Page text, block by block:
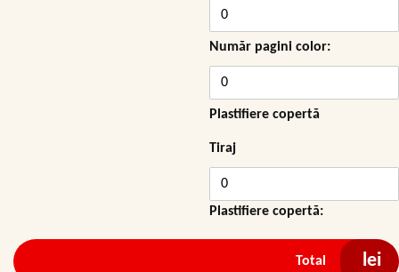
Număr pagini color:
Plastifiere copertă
Tiraj
Plastifiere copertă:
Total lei